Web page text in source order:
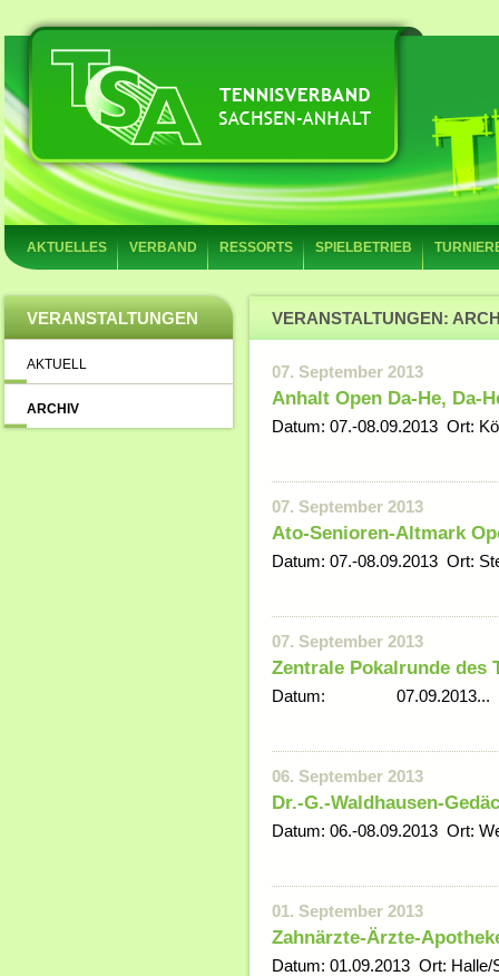
AKTUELLES VERBAND RESSORTS SPIELBETRIEB
VERANSTALTUNGEN
AKTUELL
ARCHIV
VERANSTALTUNGEN:
07. September 2013
Anhalt Open Da-He, Da-
Datum: 07.-08.09.2013 Ort:
07. September 2013
Ato-Senioren-Altmark
Datum: 07.-08.09.2013 Ort:
07. September 2013
Zentrale Pokalrunde des
Datum: 07.09.2013...
06. September 2013
Dr.-G.-Waldhausen-
Datum: 06.-08.09.2013 Ort:
01. September 2013
Zahnärzte-Ärzte-
Datum: 01.09.2013 Ort: Halle/